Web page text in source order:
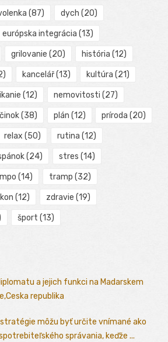
(87) dych (20)
európska integrácia (13)
grilovanie (20) história (12)
kancelář(13) kultúra (21)
(12) nemovitosti (27)
(38) plán (12) príroda (20)
relax (50) rutina (12)
(24) stres (14)
(14) tramp (32)
(12) zdravie (19)
šport (13)
a jejich funkci na Madarskem
republika
môžu byť určite vnímané ako
správania, keďže ...